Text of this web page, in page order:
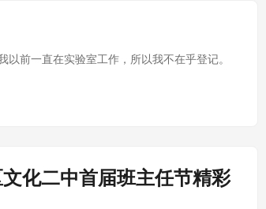
前一直在实验室工作，所以我不在乎登记。
化二中首届班主任节精彩